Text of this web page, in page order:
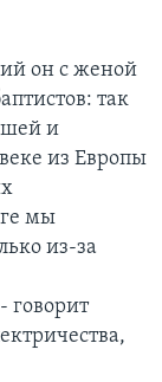
он с женой
так
и
из Европы
мы
из-за
говорит